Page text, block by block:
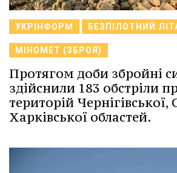
УКРІНФОРМ БЕЗПІЛОТНИЙ
МІНОМЕТ (ЗБРОЯ)
Протягом доби збройні
здійснили 183 обстріли
територій Чернігівської,
Харківської областей.